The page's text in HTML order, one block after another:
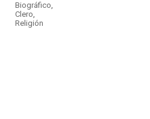
Biográfico,
Clero,
Religión